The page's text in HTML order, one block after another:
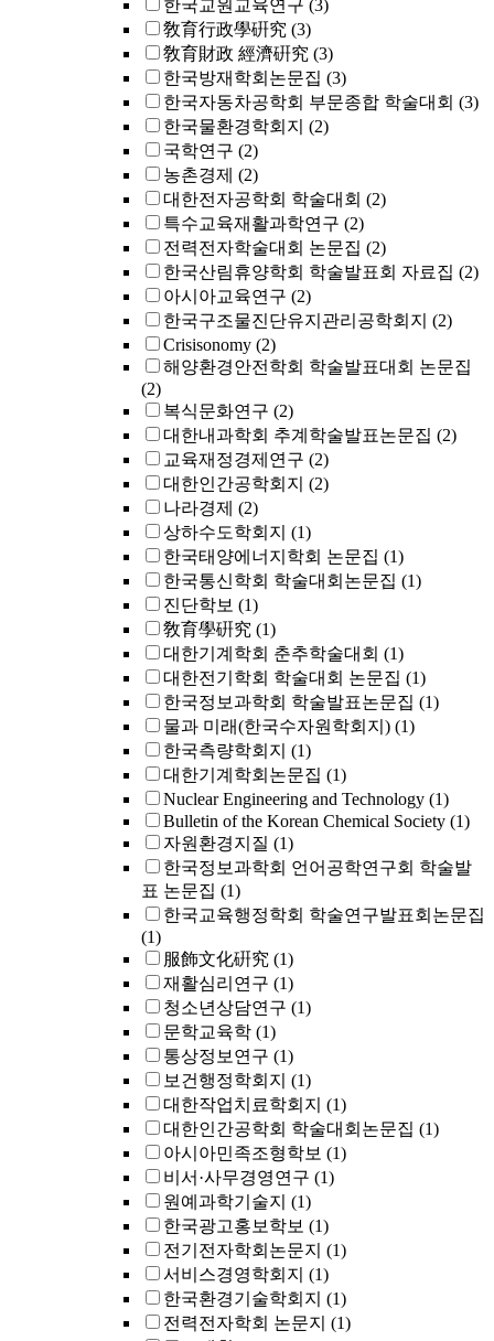
한국교원교육연구 (3)
敎育行政學硏究 (3)
敎育財政 經濟硏究 (3)
한국방재학회논문집 (3)
한국자동차공학회 부문종합 학술대회 (3)
한국물환경학회지 (2)
국학연구 (2)
농촌경제 (2)
대한전자공학회 학술대회 (2)
특수교육재활과학연구 (2)
전력전자학술대회 논문집 (2)
한국산림휴양학회 학술발표회 자료집 (2)
아시아교육연구 (2)
한국구조물진단유지관리공학회지 (2)
Crisisonomy (2)
해양환경안전학회 학술발표대회 논문집
(2)
복식문화연구 (2)
대한내과학회 추계학술발표논문집 (2)
교육재정경제연구 (2)
대한인간공학회지 (2)
나라경제 (2)
상하수도학회지 (1)
한국태양에너지학회 논문집 (1)
한국통신학회 학술대회논문집 (1)
진단학보 (1)
敎育學硏究 (1)
대한기계학회 춘추학술대회 (1)
대한전기학회 학술대회 논문집 (1)
한국정보과학회 학술발표논문집 (1)
물과 미래(한국수자원학회지) (1)
한국측량학회지 (1)
대한기계학회논문집 (1)
Nuclear Engineering and Technology (1)
Bulletin of the Korean Chemical Society (1)
자원환경지질 (1)
한국정보과학회 언어공학연구회 학술발
표 논문집 (1)
한국교육행정학회 학술연구발표회논문집
(1)
服飾文化硏究 (1)
재활심리연구 (1)
청소년상담연구 (1)
문학교육학 (1)
통상정보연구 (1)
보건행정학회지 (1)
대한작업치료학회지 (1)
대한인간공학회 학술대회논문집 (1)
아시아민족조형학보 (1)
비서·사무경영연구 (1)
원예과학기술지 (1)
한국광고홍보학보 (1)
전기전자학회논문지 (1)
서비스경영학회지 (1)
한국환경기술학회지 (1)
전력전자학회 논문지 (1)